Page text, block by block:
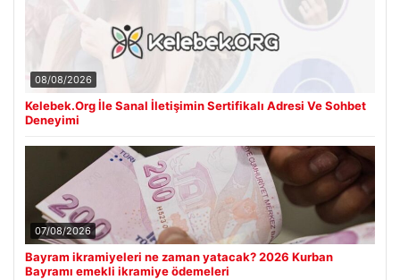
08/08/2026
Kelebek.Org İle Sanal İletişimin Sertifikalı Adresi Ve Sohbet
Deneyimi
07/08/2026
Bayram ikramiyeleri ne zaman yatacak? 2026 Kurban
Bayramı emekli ikramiye ödemeleri